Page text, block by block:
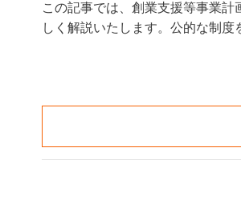
この記事では、創業支援等事業
しく解説いたします。公的な制度